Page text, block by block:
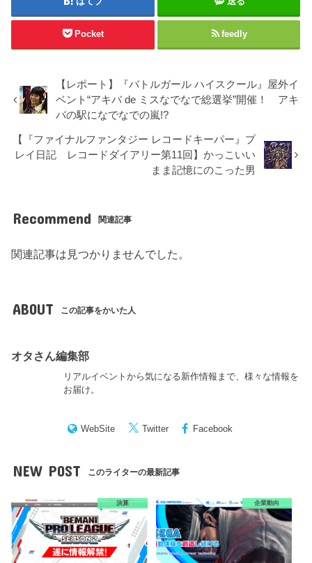
Pocket feedly
【レポート】『バトルガール ハイスクール』屋外イ
ベント“アキバ de ミスなでなで総選挙”開催！ アキ
バの駅になでなでの嵐!?
【『ファイナルファンタジー レコードキーパー』プ
レイ日記 レコードダイアリー第11回】かっこいい
まま記憶にのこった男
Recommend 関連記事
関連記事は見つかりませんでした。
ABOUT この記事をかいた人
オタさん編集部
リアルイベントから気になる新作情報まで、様々な情報を
お届け。
WebSite Twitter Facebook
NEW POST このライターの最新記事
決算 企業動向